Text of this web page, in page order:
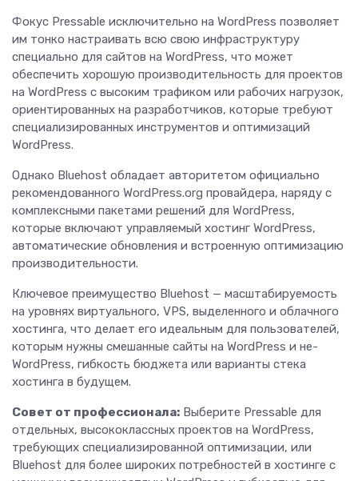
Фокус Pressable исключительно на WordPress позволяет
им тонко настраивать всю свою инфраструктуру
специально для сайтов на WordPress, что может
обеспечить хорошую производительность для проектов
на WordPress с высоким трафиком или рабочих нагрузок,
ориентированных на разработчиков, которые требуют
специализированных инструментов и оптимизаций
WordPress.
Однако Bluehost обладает авторитетом официально
рекомендованного WordPress.org провайдера, наряду с
комплексными пакетами решений для WordPress,
которые включают управляемый хостинг WordPress,
автоматические обновления и встроенную оптимизацию
производительности.
Ключевое преимущество Bluehost — масштабируемость
на уровнях виртуального, VPS, выделенного и облачного
хостинга, что делает его идеальным для пользователей,
которым нужны смешанные сайты на WordPress и не-
WordPress, гибкость бюджета или варианты стека
хостинга в будущем.
Совет от профессионала: Выберите Pressable для
отдельных, высококлассных проектов на WordPress,
требующих специализированной оптимизации, или
Bluehost для более широких потребностей в хостинге с